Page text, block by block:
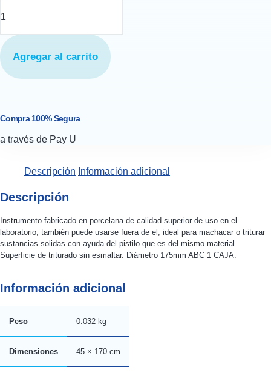
Porcelana
de
175mm
Agregar al carrito
Compra 100% Segura
a través de Pay U
Descripción Información adicional
Descripción
Instrumento fabricado en porcelana de calidad superior de uso en el
laboratorio, también puede usarse fuera de el, ideal para machacar o triturar
sustancias solidas con ayuda del pistilo que es del mismo material.
Superficie de triturado sin esmaltar. Diámetro 175mm ABC 1 CAJA.
Información adicional
Peso 0.032 kg
Dimensiones 45 × 170 cm